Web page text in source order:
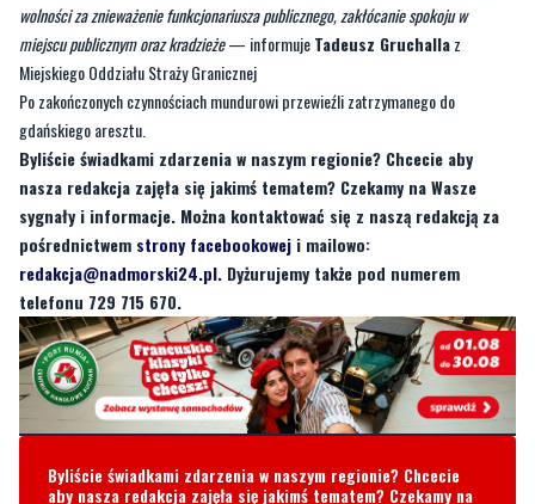
Po zakończonych czynnościach mundurowi przewieźli zatrzymanego do
gdańskiego aresztu.
Byliście świadkami zdarzenia w naszym regionie? Chcecie aby
nasza redakcja zajęła się jakimś tematem? Czekamy na Wasze
sygnały i informacje. Można kontaktować się z naszą redakcją za
pośrednictwemstrony facebookoweji mailowo:
redakcja@nadmorski24.pl. Dyżurujemy także pod numerem
telefonu 729 715 670.
Byliście świadkami zdarzenia w naszym regionie? Chcecie
aby nasza redakcja zajęła się jakimś tematem? Czekamy na
Wasze sygnały i informacje. Można kontaktować się z naszą
redakcja@nadmorski24.plDyżurujemy także pod numerem
telefonu729 715 670.